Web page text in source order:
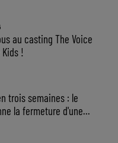
au casting The Voice
!
trois semaines : le
la fermeture d'une...